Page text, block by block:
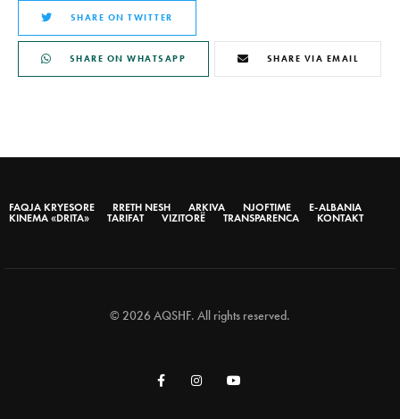
SHARE ON TWITTER
SHARE ON WHATSAPP SHARE VIA EMAIL
FAQJA KRYESORE RRETH NESH ARKIVA NJOFTIME
E-ALBANIA
KINEMA «DRITA»
TARIFAT VIZITORË TRANSPARENCA KONTAKT
© 2026 AQSHF. All rights reserved.